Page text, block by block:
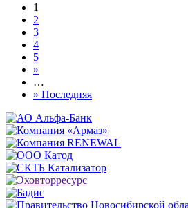
1
2
3
4
5
»
…
» Последняя